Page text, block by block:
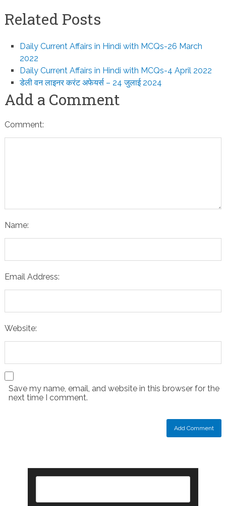
Related Posts
Daily Current Affairs in Hindi with MCQs-26 March
2022
Daily Current Affairs in Hindi with MCQs-4 April 2022
डेली वन लाइनर करंट अफेयर्स – 24 जुलाई 2024
Add a Comment
Comment:
Name:
Email Address:
Website:
Save my name, email, and website in this browser for the
next time I comment.